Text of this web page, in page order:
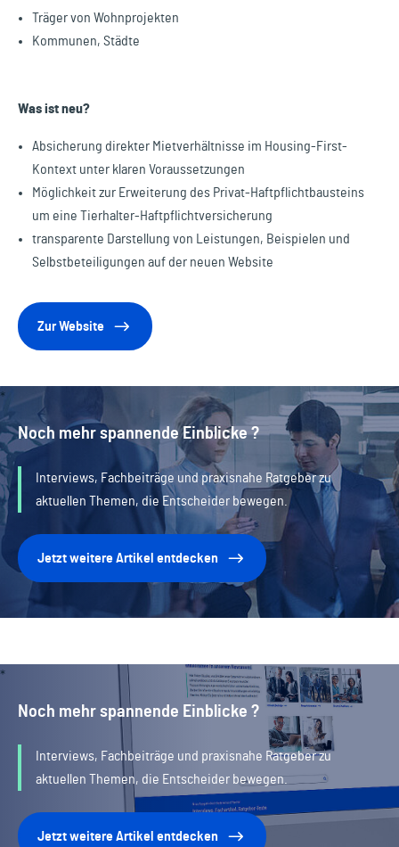
Träger von Wohnprojekten
Kommunen, Städte
Was ist neu?
Absicherung direkter Mietverhältnisse im Housing-First-
Kontext unter klaren Voraussetzungen
Möglichkeit zur Erweiterung des Privat-Haftpflichtbausteins
um eine Tierhalter-Haftpflichtversicherung
transparente Darstellung von Leistungen, Beispielen und
Selbstbeteiligungen auf der neuen Website
Zur Website
Noch mehr spannende Einblicke ?
Interviews, Fachbeiträge und praxisnahe Ratgeber zu
aktuellen Themen, die Entscheider bewegen.
Jetzt weitere Artikel entdecken
Noch mehr spannende Einblicke ?
Interviews, Fachbeiträge und praxisnahe Ratgeber zu
aktuellen Themen, die Entscheider bewegen.
Jetzt weitere Artikel entdecken